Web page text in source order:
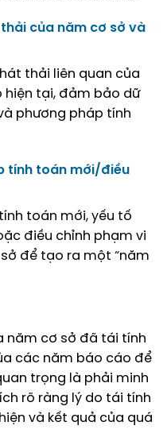
của năm cơ sở và
thải liên quan của
hiện tại, đảm bảo dữ
phương pháp tính
tính toán mới/điều
toán mới, yếu tố
điều chỉnh phạm vi
để tạo ra một “năm
năm cơ sở đã tái tính
các năm báo cáo để
trọng là phải minh
rõ ràng lý do tái tính
và kết quả của quá